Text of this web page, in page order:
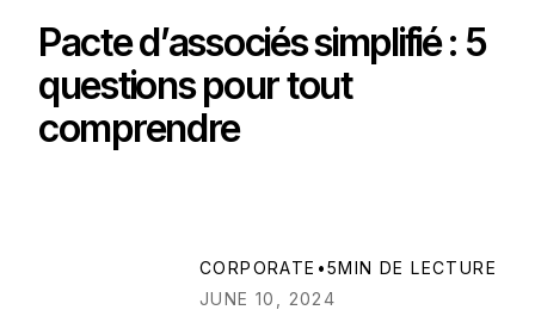
Pacte d’associés simplifié : 5
questions pour tout
comprendre
CORPORATE •5MIN DE LECTURE
JUNE 10, 2024